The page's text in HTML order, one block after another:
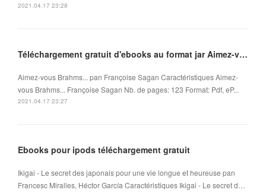
2021.04.17 23:28
Téléchargement gratuit d'ebooks au format jar Aimez-vous Brahms... in French FB2 ePub
Aimez-vous Brahms... pan Françoise Sagan Caractéristiques Aimez-
vous Brahms... Françoise Sagan Nb. de pages: 123 Format: Pdf, eP...
2021.04.17 23:27
Ebooks pour ipods téléchargement gratuit
Ikigai - Le secret des japonais pour une vie longue et heureuse pan
Francesc Miralles, Héctor García Caractéristiques Ikigai - Le secret d…